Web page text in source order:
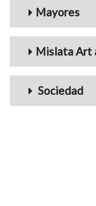
Mayores
Mislata Art
Sociedad